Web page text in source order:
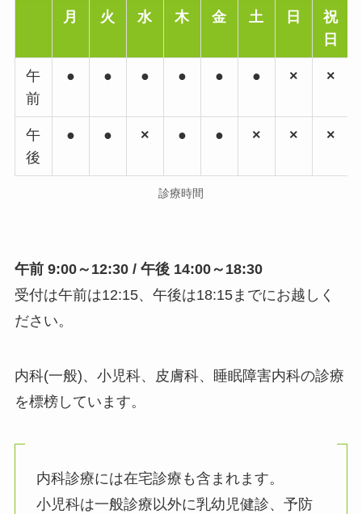
月 火 水 木 金 土 日
祝
日
午
前
● ● ● ● ● ● × ×
午
後
● ● × ● ● × × ×
診療時間
午前 9:00～12:30 / 午後 14:00～18:30
受付は午前は12:15、午後は18:15までにお越しく
ださい。
内科(一般)、小児科、皮膚科、睡眠障害内科の診療
を標榜しています。
内科診療には在宅診療も含まれます。
小児科は一般診療以外に乳幼児健診、予防